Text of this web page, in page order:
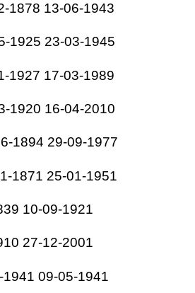
1878 13-06-1943
1925 23-03-1945
1927 17-03-1989
1920 16-04-2010
1894 29-09-1977
1871 25-01-1951
10-09-1921
27-12-2001
09-05-1941